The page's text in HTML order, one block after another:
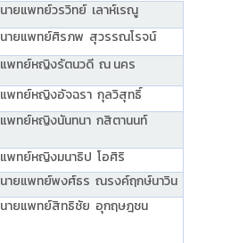
นายแพทย์วรวิทย์ เลาห์เรณู
นายแพทย์ศิรภพ สุวรรณโรจน์
แพทย์หญิงรัตนวดี ณ นคร
แพทย์หญิงอัจฉรา กุลวิสุทธิ์
แพทย์หญิงนันทนา กสิตานนท์
แพทย์หญิงมนาธิป โอศิริ
นายแพทย์พงศ์ธร ณรงค์ฤกษ์นาวิน
นายแพทย์สิทธิชัย อุกฤษฎชน